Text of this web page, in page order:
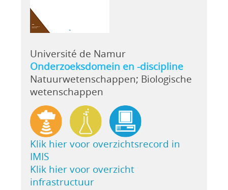
Université de Namur
Onderzoeksdomein en -discipline
Natuurwetenschappen; Biologische
wetenschappen
Klik hier voor overzichtsrecord in
IMIS
Klik hier voor overzicht
infrastructuur